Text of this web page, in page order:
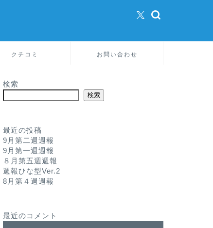
クチコミ お問い合わせ
検索
検索
最近の投稿
9月第二週週報
9月第一週週報
８月第五週週報
週報ひな型Ver.2
8月第４週週報
最近のコメント